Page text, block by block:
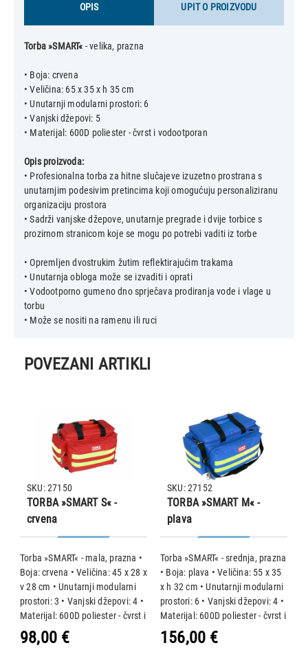
OPIS UPIT O PROIZVODU
Torba »SMART« - velika, prazna
• Boja: crvena
• Veličina: 65 x 35 x h 35 cm
• Unutarnji modularni prostori: 6
• Vanjski džepovi: 5
• Materijal: 600D poliester - čvrst i vodootporan
Opis proizvoda:
• Profesionalna torba za hitne slučajeve izuzetno prostrana s
unutarnjim podesivim pretincima koji omogućuju personaliziranu
organizaciju prostora
• Sadrži vanjske džepove, unutarnje pregrade i dvije torbice s
prozirnom stranicom koje se mogu po potrebi vaditi iz torbe
• Opremljen dvostrukim žutim reflektirajućim trakama
• Unutarnja obloga može se izvaditi i oprati
• Vodootporno gumeno dno sprječava prodiranja vode i vlage u
torbu
POVEZANI ARTIKLI
TORBA »SMART S« -
crvena
Torba »SMART« - mala, prazna •
Boja: crvena • Veličina: 45 x 28 x
v 28 cm • Unutarnji modularni
prostori: 3 • Vanjski džepovi: 4 •
Materijal: 600D poliester - čvrst i
vodootporan Opis proizvoda: •
Profesionalna torba za hitne
SKU: 27150
98,00 €
TORBA »SMART M« -
plava
Torba »SMART« - srednja, prazna
• Boja: plava • Veličina: 55 x 35
x h 32 cm • Unutarnji modularni
prostori: 6 • Vanjski džepovi: 4 •
Materijal: 600D poliester - čvrst i
vodootporan Opis proizvoda: •
Profesionalna torba za hitne
SKU: 27152
156,00 €